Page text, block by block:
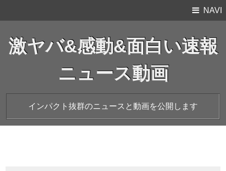
NAVI
激ヤバ&感動&面白い速報
ニュース動画
インパクト抜群のニュースと動画を公開します